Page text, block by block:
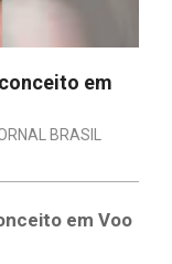
em
BRASIL
em Voo